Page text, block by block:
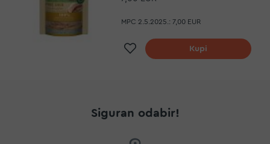
MPC 2.5.2025.: 7,00 EUR
Dodaj na listu želja
Kupi
Siguran odabir!